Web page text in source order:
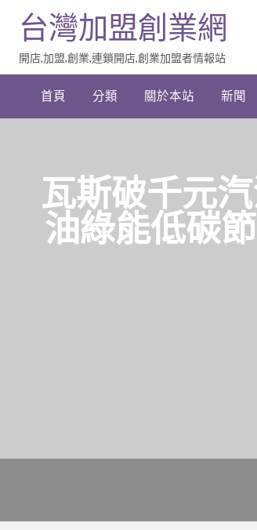
加
業
台灣加盟創業網
開店,加盟,創業,連鎖開店,創業加盟者情報站
首頁 分類 關於本站 新聞
瓦斯破千元
油綠能低碳